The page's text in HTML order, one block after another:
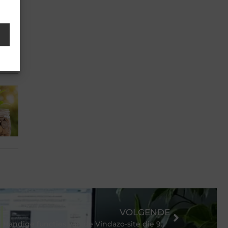
VOLGENDE
Handige functies van de Vindazo-site die 90% van de gebruikers niet kent.